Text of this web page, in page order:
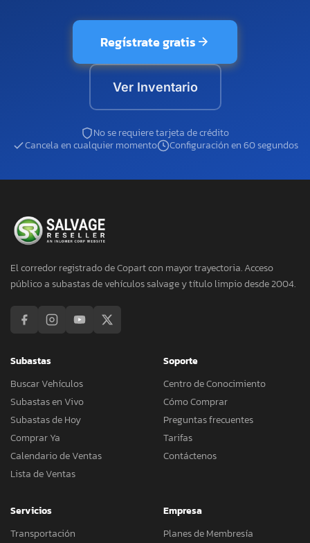
Regístrate gratis
Ver Inventario
No se requiere tarjeta de crédito
Cancela en cualquier momento
Configuración en 60 segundos
El corredor registrado de Copart con mayor trayectoria. Acceso
público a subastas de vehículos salvage y título limpio desde 2004.
Subastas
Buscar Vehículos
Subastas en Vivo
Subastas de Hoy
Comprar Ya
Calendario de Ventas
Lista de Ventas
Soporte
Centro de Conocimiento
Cómo Comprar
Preguntas frecuentes
Tarifas
Contáctenos
Servicios
Transportación
Empresa
Planes de Membresía